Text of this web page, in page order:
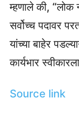
म्हणाले की, “लोक
सर्वोच्च पदावर
यांच्या बाहेर
कार्यभार
Source link